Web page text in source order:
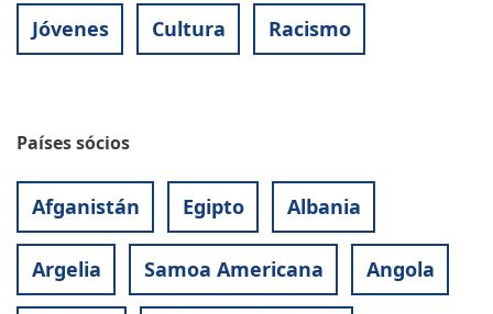
Jóvenes Cultura Racismo
Países sócios
Afganistán Egipto Albania
Argelia Samoa Americana Angola